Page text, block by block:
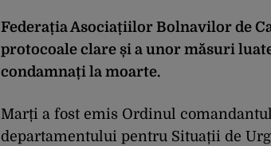
Federația Asociațiilor Bolnavilor de
protocoale clare și a unor măsuri
condamnați la moarte.
Marți a fost emis Ordinul
departamentului pentru Situații de